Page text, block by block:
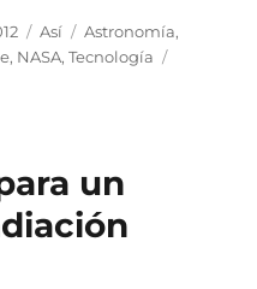
Categories
Así Tags
Astronomía,
, NASA,Tecnología
un